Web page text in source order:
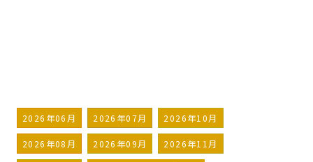
2026年06月 2026年07月 2026年10月
2026年08月 2026年09月 2026年11月